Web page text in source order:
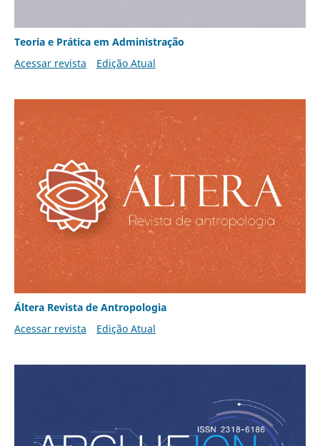
Teoria e Prática em Administração
Acessar revista
Edição Atual
Áltera Revista de Antropologia
Acessar revista
Edição Atual